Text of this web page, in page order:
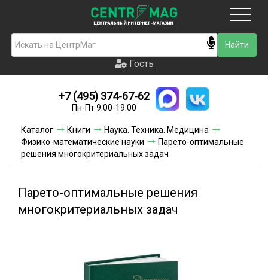
Гость
Новинки
Условия доставки
Условия оплаты
Гость
+7 (495) 374-67-62
Пн-Пт 9:00-19:00
Каталог Книги
Наука. Техника. Медицина
Физико-математические науки
Парето-оптимальные
решения многокритериальных задач
Парето-оптимальные решения
многокритериальных задач